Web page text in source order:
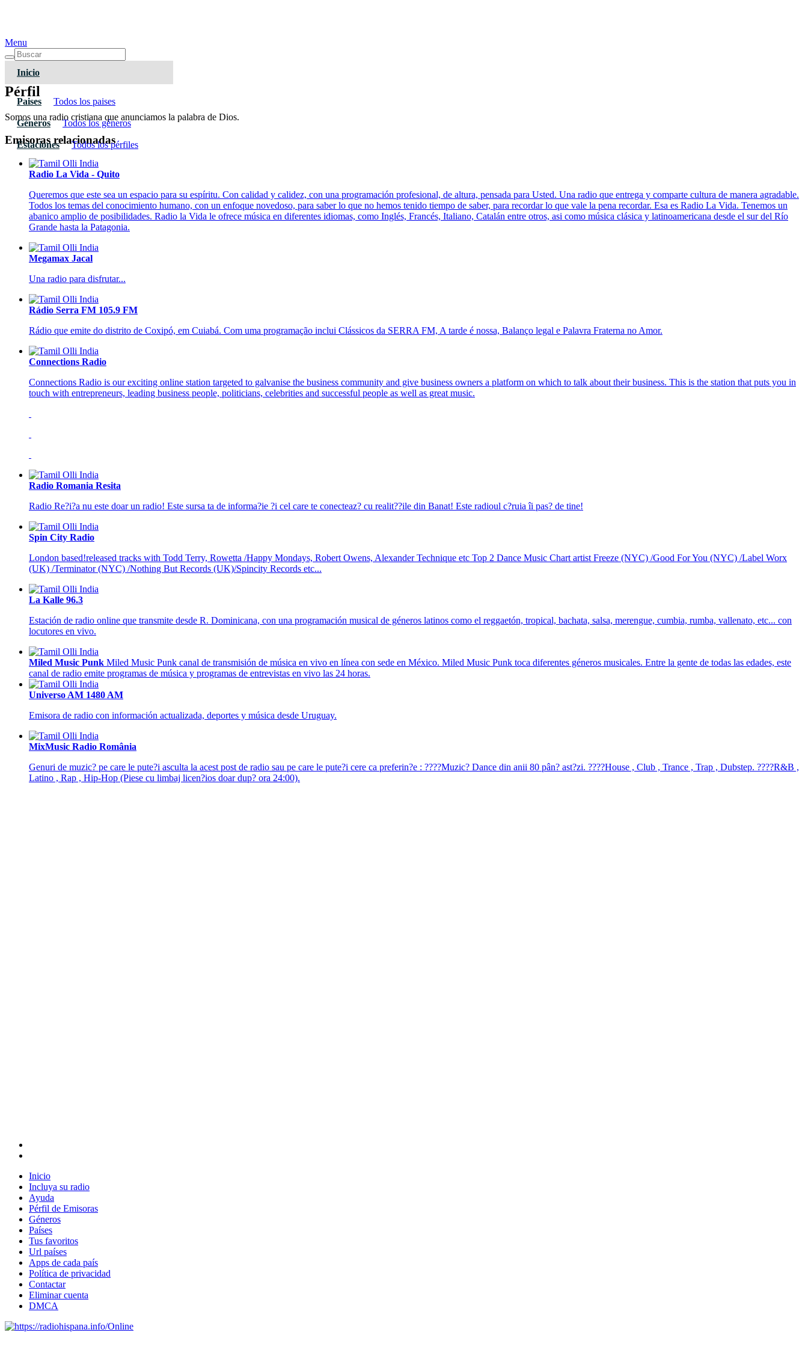
Menu
Inicio
Paises Todos los paises
Géneros Todos los géneros
Estaciones Todos los pérfiles
Pérfil
Somos una radio cristiana que anunciamos la palabra de Dios.
Emisoras relacionadas
Radio La Vida - Quito
Queremos que este sea un espacio para su espíritu. Con calidad y calidez, con una programación profesional, de altura, pensada para Usted. Una radio que entrega y comparte cultura de manera agradable.
Todos los temas del conocimiento humano, con un enfoque novedoso, para saber lo que no hemos tenido tiempo de saber, para recordar lo que vale la pena recordar. Esa es Radio La Vida. Tenemos un
abanico amplio de posibilidades. Radio la Vida le ofrece música en diferentes idiomas, como Inglés, Francés, Italiano, Catalán entre otros, asi como música clásica y latinoamericana desde el sur del Río
Grande hasta la Patagonia.
Megamax Jacal
Una radio para disfrutar...
Rádio Serra FM 105.9 FM
Rádio que emite do distrito de Coxipó, em Cuiabá. Com uma programação inclui Clássicos da SERRA FM, A tarde é nossa, Balanço legal e Palavra Fraterna no Amor.
Connections Radio
Connections Radio is our exciting online station targeted to galvanise the business community and give business owners a platform on which to talk about their business. This is the station that puts you in
touch with entrepreneurs, leading business people, politicians, celebrities and successful people as well as great music.
Radio Romania Resita
Radio Re?i?a nu este doar un radio! Este sursa ta de informa?ie ?i cel care te conecteaz? cu realit??ile din Banat! Este radioul c?ruia îi pas? de tine!
Spin City Radio
London based!released tracks with Todd Terry, Rowetta /Happy Mondays, Robert Owens, Alexander Technique etc Top 2 Dance Music Chart artist Freeze (NYC) /Good For You (NYC) /Label Worx
(UK) /Terminator (NYC) /Nothing But Records (UK)/Spincity Records etc...
La Kalle 96.3
Estación de radio online que transmite desde R. Dominicana, con una programación musical de géneros latinos como el reggaetón, tropical, bachata, salsa, merengue, cumbia, rumba, vallenato, etc... con
locutores en vivo.
Miled Music Punk Miled Music Punk canal de transmisión de música en vivo en línea con sede en México. Miled Music Punk toca diferentes géneros musicales. Entre la gente de todas las edades, este
canal de radio emite programas de música y programas de entrevistas en vivo las 24 horas.
Universo AM 1480 AM
Emisora de radio con información actualizada, deportes y música desde Uruguay.
MixMusic Radio România
Genuri de muzic? pe care le pute?i asculta la acest post de radio sau pe care le pute?i cere ca preferin?e : ????Muzic? Dance din anii 80 pân? ast?zi. ????House , Club , Trance , Trap , Dubstep. ????R&B ,
Latino , Rap , Hip-Hop (Piese cu limbaj licen?ios doar dup? ora 24:00).
Inicio
Incluya su radio
Ayuda
Pérfil de Emisoras
Géneros
Países
Tus favoritos
Url países
Apps de cada país
Política de privacidad
Contactar
Eliminar cuenta
DMCA
Online